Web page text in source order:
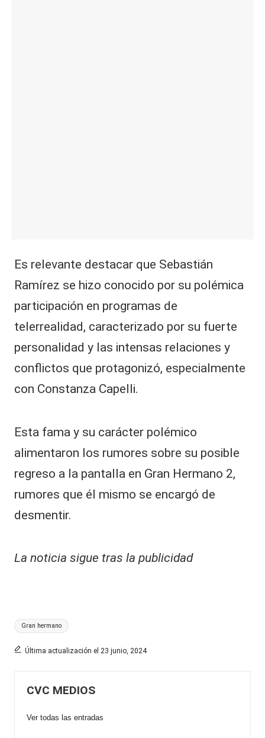
Es relevante destacar que Sebastián
Ramírez se hizo conocido por su polémica
participación en programas de
telerrealidad, caracterizado por su fuerte
personalidad y las intensas relaciones y
conflictos que protagonizó, especialmente
con Constanza Capelli.
Esta fama y su carácter polémico
alimentaron los rumores sobre su posible
regreso a la pantalla en Gran Hermano 2,
rumores que él mismo se encargó de
desmentir.
La noticia sigue tras la publicidad
Etiquetas:
Gran hermano
Última actualización el 23 junio, 2024
CVC MEDIOS
Ver todas las entradas